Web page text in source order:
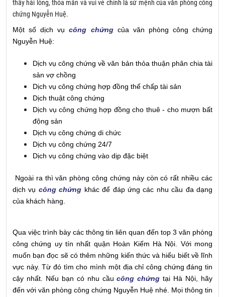
thấy hài lòng, thỏa mãn và vui vẻ chính là sứ mệnh của văn phòng công
chứng Nguyễn Huệ.
Một số dịch vụcông chứng của văn phòng công chứng
Nguyễn Huệ:
Dịch vụ công chứng về văn bản thỏa thuận phân chia tài
sản vợ chồng
Dịch vụ công chứng hợp đồng thế chấp tài sản
Dịch thuật công chứng
Dịch vụ công chứng hợp đồng cho thuê - cho mượn bất
động sản
Dịch vụ công chứng di chức
Dịch vụ công chứng 24/7
Dịch vụ công chứng vào dịp đặc biệt
Ngoài ra thì văn phòng công chứng này còn có rất nhiều các
dịch vụ công chứng khác để đáp ứng các nhu cầu đa dạng
của khách hàng.
Qua việc trình bày các thông tin liên quan đến top 3 văn phòng
công chứng uy tín nhất quận Hoàn Kiếm Hà Nội. Với mong
muốn bạn đọc sẽ có thêm những kiến thức và hiểu biết về lĩnh
vực này. Từ đó tìm cho mình một địa chỉ công chứng đáng tin
cậy nhất. Nếu bạn có nhu cầucông chứng tại Hà Nội, hãy
đến với văn phòng công chứng Nguyễn Huệ nhé. Mọi thông tin